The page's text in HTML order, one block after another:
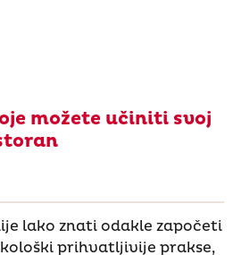
možete učiniti svoj
lako znati odakle započeti
prihvatljivije prakse,